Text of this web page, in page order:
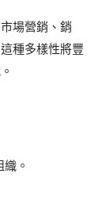
場營銷、銷
種多樣性將豐
。